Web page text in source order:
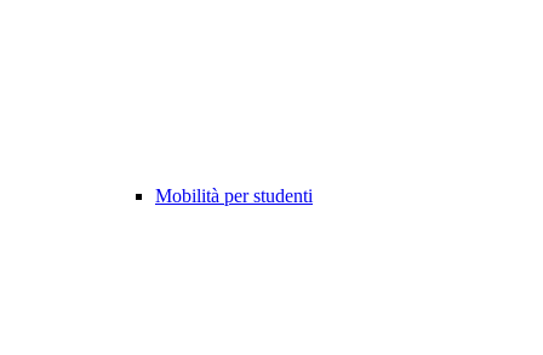
Mobilità per studenti